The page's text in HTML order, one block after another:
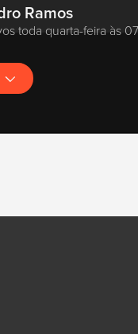
Ramos
toda quarta-feira às